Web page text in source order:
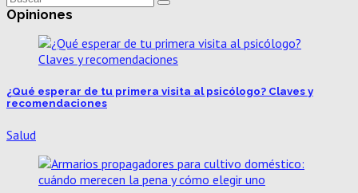
Opiniones
¿Qué esperar de tu primera visita al psicólogo? Claves y
recomendaciones
Salud